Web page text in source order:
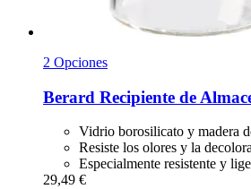
2 Opciones
Berard Recipiente de
Vidrio borosilicato y madera
Resiste los olores y la
Especialmente resistente y
29,49 €